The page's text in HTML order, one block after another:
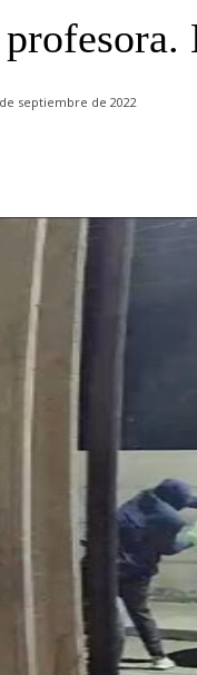
septiembre de 2022